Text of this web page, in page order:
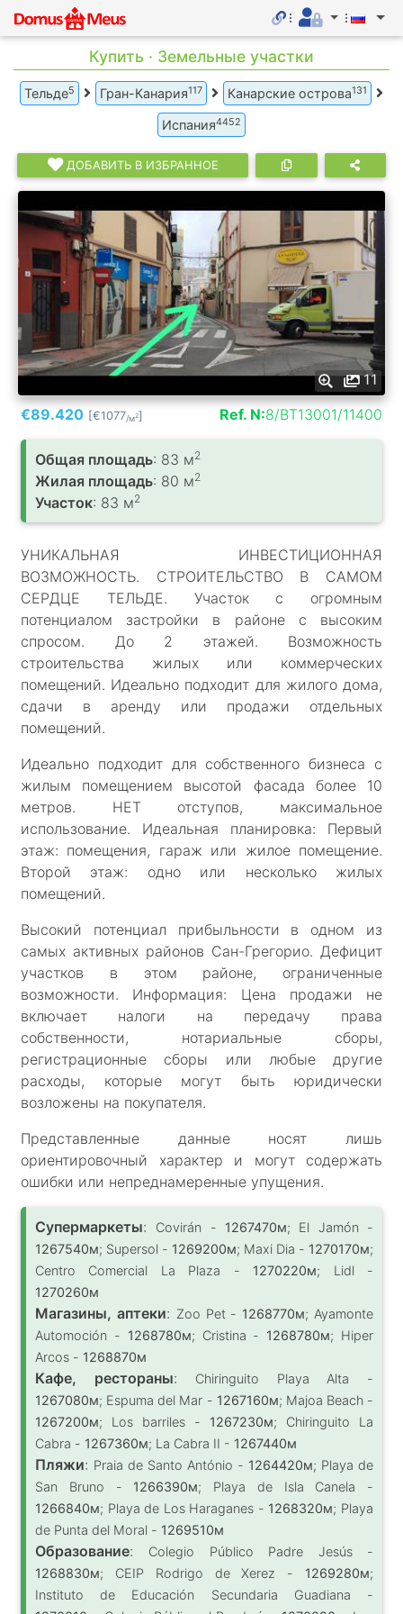
Купить · Земельные участки
Тельде5 Гран-Канария117 Канарские острова131
Испания4452
ДОБАВИТЬ В ИЗБРАННОЕ
11
€89.420 [€1077/м2] Ref. N:8/BT13001/11400
Общая площадь: 83 м2
Жилая площадь: 80 м2
Участок: 83 м2
УНИКАЛЬНАЯ ИНВЕСТИЦИОННАЯ
ВОЗМОЖНОСТЬ. СТРОИТЕЛЬСТВО В САМОМ
СЕРДЦЕ ТЕЛЬДЕ. Участок с огромным
потенциалом застройки в районе с высоким
спросом. До 2 этажей. Возможность
строительства жилых или коммерческих
помещений. Идеально подходит для жилого дома,
сдачи в аренду или продажи отдельных
помещений.
Идеально подходит для собственного бизнеса с
жилым помещением высотой фасада более 10
метров. НЕТ отступов, максимальное
использование. Идеальная планировка: Первый
этаж: помещения, гараж или жилое помещение.
Второй этаж: одно или несколько жилых
помещений.
Высокий потенциал прибыльности в одном из
самых активных районов Сан-Грегорио. Дефицит
участков в этом районе, ограниченные
возможности. Информация: Цена продажи не
включает налоги на передачу права
собственности, нотариальные сборы,
регистрационные сборы или любые другие
расходы, которые могут быть юридически
возложены на покупателя.
Представленные данные носят лишь
ориентировочный характер и могут содержать
ошибки или непреднамеренные упущения.
Супермаркеты: Covirán - 1267470м; El Jamón -
1267540м; Supersol - 1269200м; Maxi Dia - 1270170м;
Centro Comercial La Plaza - 1270220м; Lidl -
1270260м
Магазины, аптеки: Zoo Pet - 1268770м; Ayamonte
Automoción - 1268780м; Cristina - 1268780м; Hiper
Arcos - 1268870м
Кафе, рестораны:
Chiringuito Playa Alta -
1267080м; Espuma del Mar - 1267160м; Majoa Beach -
1267200м; Los barriles - 1267230м; Chiringuito La
Cabra - 1267360м; La Cabra II - 1267440м
Пляжи: Praia de Santo António - 1264420м; Playa de
San Bruno - 1266390м; Playa de Isla Canela -
1266840м; Playa de Los Haraganes - 1268320м; Playa
de Punta del Moral - 1269510м
Образование:
Colegio Público Padre Jesús -
1268830м; CEIP Rodrigo de Xerez - 1269280м;
Instituto de Educación Secundaria Guadiana -